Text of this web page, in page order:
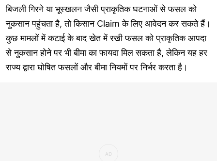
बिजली गिरने या भूस्खलन जैसी प्राकृतिक घटनाओं से फसल को
नुकसान पहुंचता है, तो किसान Claim के लिए आवेदन कर सकते हैं।
कुछ मामलों में कटाई के बाद खेत में रखी फसल को प्राकृतिक आपदा
से नुकसान होने पर भी बीमा का फायदा मिल सकता है, लेकिन यह हर
राज्य द्वारा घोषित फसलों और बीमा नियमों पर निर्भर करता है।